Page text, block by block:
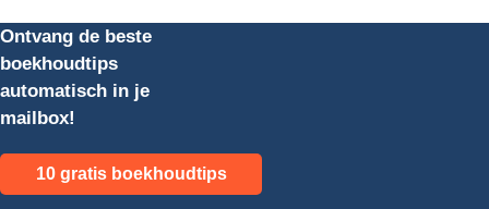
Ontvang de beste
boekhoudtips
automatisch in je
mailbox!
10 gratis boekhoudtips